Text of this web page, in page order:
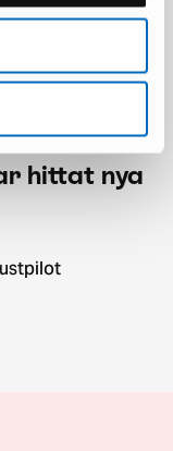
sparar 2 352 kr
hittat nya